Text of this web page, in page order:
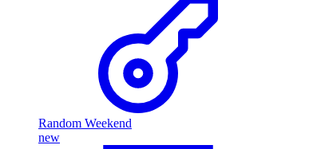
Random Weekend
new